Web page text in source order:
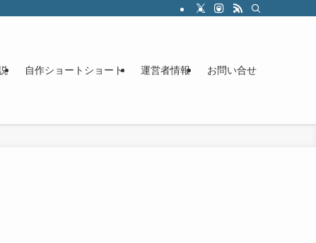
自作ショートショート 運営者情報 お問い合せ